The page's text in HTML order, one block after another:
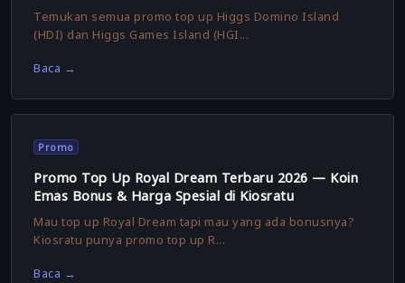
Temukan semua promo top up Higgs Domino Island
(HDI) dan Higgs Games Island (HGI...
Baca →
Promo
Promo Top Up Royal Dream Terbaru 2026 — Koin
Emas Bonus & Harga Spesial di Kiosratu
Mau top up Royal Dream tapi mau yang ada bonusnya?
Kiosratu punya promo top up R...
Baca →